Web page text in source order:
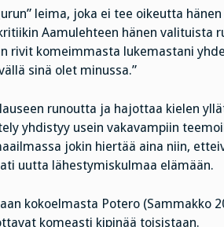
leima, joka ei tee oikeutta
Aamulehteen hänen valituista
rivit komeimmasta lukemastani
sinä olet minussa.”
runoutta ja hajottaa kielen
yhdistyy usein vakavampiin
jokin hiertää aina niin,
uutta lähestymiskulmaa elämään.
kokoelmasta Potero (Sammakko
komeasti kipinää toisistaan.